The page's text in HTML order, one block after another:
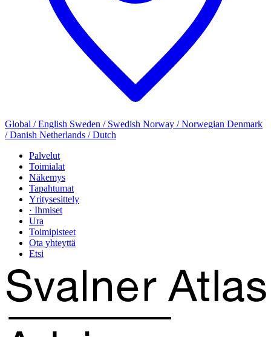
Global / English Sweden / Swedish Norway / Norwegian Denmark
/ Danish Netherlands / Dutch
Palvelut
Toimialat
Näkemys
Tapahtumat
Yritysesittely
· Ihmiset
Ura
Toimipisteet
Ota yhteyttä
Etsi